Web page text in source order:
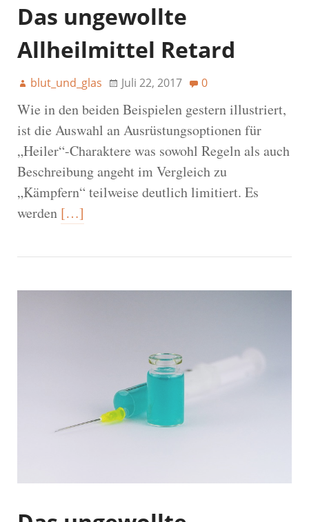
Das ungewollte
Allheilmittel Retard
blut_und_glas Juli 22, 2017 0
Wie in den beiden Beispielen gestern illustriert,
ist die Auswahl an Ausrüstungsoptionen für
„Heiler“-Charaktere was sowohl Regeln als auch
Beschreibung angeht im Vergleich zu
„Kämpfern“ teilweise deutlich limitiert. Es
werden […]